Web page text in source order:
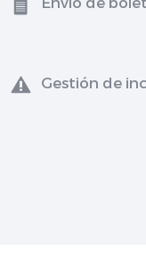
Gestión de